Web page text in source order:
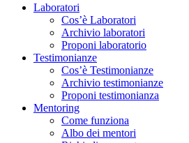
Laboratori
Cos’è Laboratori
Archivio laboratori
Proponi laboratorio
Testimonianze
Cos’è Testimonianze
Archivio testimonianze
Proponi testimonianza
Mentoring
Come funziona
Albo dei mentori